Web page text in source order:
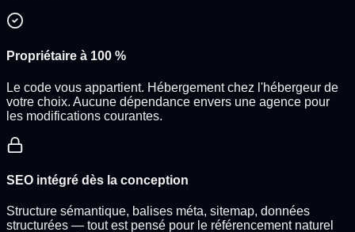
Propriétaire à 100 %
Le code vous appartient. Hébergement chez l'hébergeur de
votre choix. Aucune dépendance envers une agence pour
les modifications courantes.
SEO intégré dès la conception
Structure sémantique, balises méta, sitemap, données
structurées — tout est pensé pour le référencement naturel